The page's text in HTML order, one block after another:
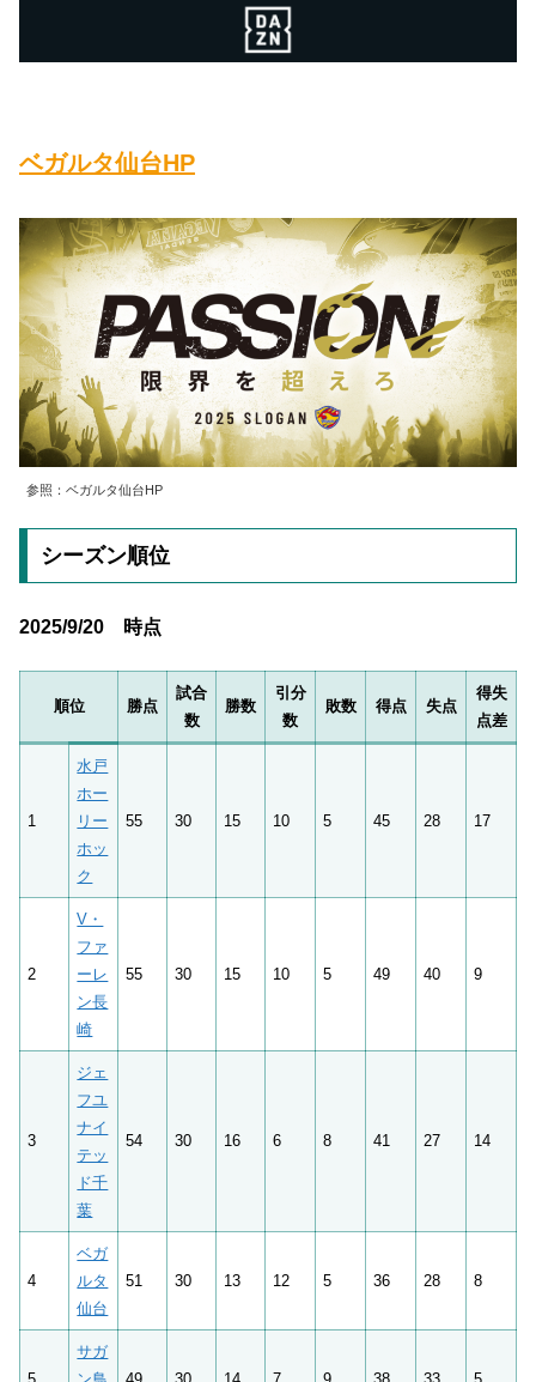
ベガルタ仙台HP
参照：ベガルタ仙台HP
シーズン順位
2025/9/20 時点
順位 勝点
試合
数
勝数
引分
数
敗数 得点 失点
得失
点差
1
水戸
ホー
リー
ホッ
ク
55 30 15 10 5 45 28 17
2
V・
ファ
ーレ
ン長
崎
55 30 15 10 5 49 40 9
3
ジェ
フユ
ナイ
テッ
ド千
葉
54 30 16 6 8 41 27 14
4
ベガ
ルタ
仙台
51 30 13 12 5 36 28 8
サガ